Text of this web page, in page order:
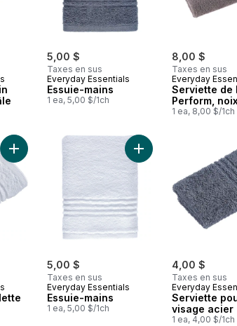
5,00 $
Taxes en sus
Everyday Essentials
Essuie-mains
1 ea, 5,00 $/1ch
8,00 $
Taxes en sus
Everyday
Serviette de
Perform,
1 ea, 8,00 $/1ch
Ajouter Serviette de toilette blanche au panier
5,00 $
Taxes en sus
Everyday Essentials
Essuie-mains
1 ea, 5,00 $/1ch
Ajouter Essuie-mains
4,00 $
Taxes en sus
Everyday
Serviette
visage acier
1 ea, 4,00 $/1ch